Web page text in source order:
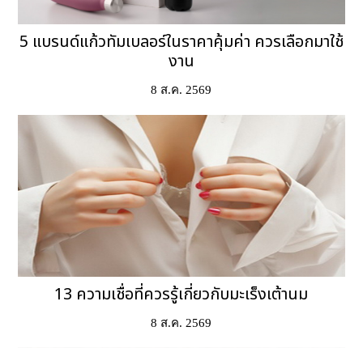
5 แบรนด์แก้วทัมเบลอร์ในราคาคุ้มค่า ควรเลือกมาใช้
งาน
8 ส.ค. 2569
13 ความเชื่อที่ควรรู้เกี่ยวกับมะเร็งเต้านม
8 ส.ค. 2569